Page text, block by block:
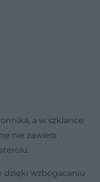
a w szklance
nie zawiera
dzięki wzbogacaniu